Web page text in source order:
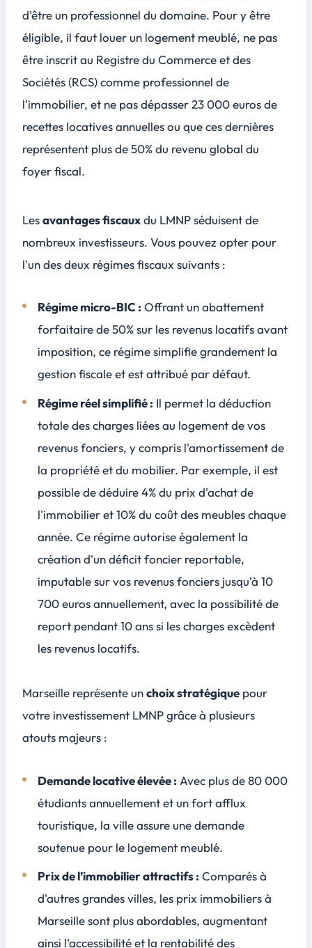
d'être un professionnel du domaine. Pour y être
éligible, il faut louer un logement meublé, ne pas
être inscrit au Registre du Commerce et des
Sociétés (RCS) comme professionnel de
l'immobilier, et ne pas dépasser 23 000 euros de
recettes locatives annuelles ou que ces dernières
représentent plus de 50% du revenu global du
foyer fiscal.
Lesavantages fiscauxdu LMNP séduisent de
nombreux investisseurs. Vous pouvez opter pour
l'un des deux régimes fiscaux suivants :
Régime micro-BIC : Offrant un abattement
forfaitaire de 50% sur les revenus locatifs avant
imposition, ce régime simplifie grandement la
gestion fiscale et est attribué par défaut.
Régime réel simplifié : Il permet la déduction
totale des charges liées au logement de vos
revenus fonciers, y compris l'amortissement de
la propriété et du mobilier. Par exemple, il est
possible de déduire 4% du prix d'achat de
l'immobilier et 10% du coût des meubles chaque
année. Ce régime autorise également la
création d'un déficit foncier reportable,
imputable sur vos revenus fonciers jusqu'à 10
700 euros annuellement, avec la possibilité de
report pendant 10 ans si les charges excèdent
les revenus locatifs.
Marseille représente unchoix stratégique pour
votre investissement LMNP grâce à plusieurs
atouts majeurs :
Demande locative élevée : Avec plus de 80 000
étudiants annuellement et un fort afflux
touristique, la ville assure une demande
soutenue pour le logement meublé.
Prix de l’immobilier attractifs : Comparés à
d'autres grandes villes, les prix immobiliers à
Marseille sont plus abordables, augmentant
ainsi l'accessibilité et la rentabilité des